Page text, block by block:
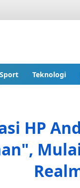
Sport Teknologi
HP